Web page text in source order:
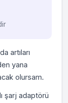
artıları
yana
olursam.
şarj adaptörü